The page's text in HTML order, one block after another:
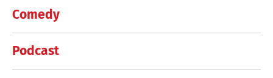
Comedy
Podcast